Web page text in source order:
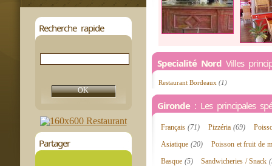
Recherche rapide
Partager
Specialité Nord Villes
Restaurant Bordeaux (1)
Gironde : Les principales
Français (71) Pizzéria(69)
Asiatique (20)
Poisson et fruit de
Basque (5) Sandwicheries / Snack